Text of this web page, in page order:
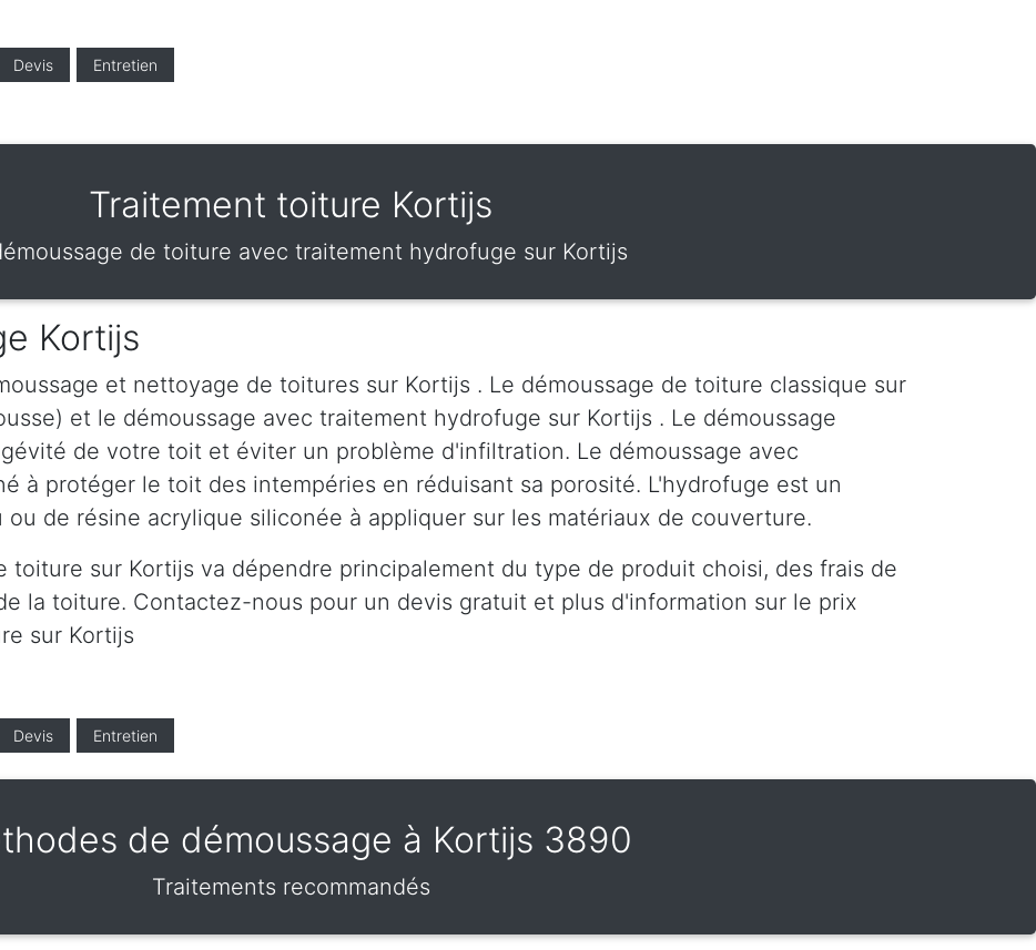
Devis Entretien
Traitement toiture Kortijs
de toiture avec traitement hydrofuge sur Kortijs
Kortijs
et nettoyage de toitures sur Kortijs . Le démoussage de toiture classique sur
et le démoussage avec traitement hydrofuge sur Kortijs . Le démoussage
de votre toit et éviter un problème d'infiltration. Le démoussage avec
à protéger le toit des intempéries en réduisant sa porosité. L'hydrofuge est un
de résine acrylique siliconée à appliquer sur les matériaux de couverture.
toiture sur Kortijs va dépendre principalement du type de produit choisi, des frais de
la toiture. Contactez-nous pour un devis gratuit et plus d'information sur le prix
sur Kortijs
Devis Entretien
de démoussage à Kortijs 3890
Traitements recommandés